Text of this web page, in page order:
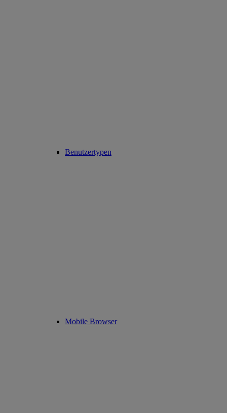
Benutzertypen
Mobile Browser